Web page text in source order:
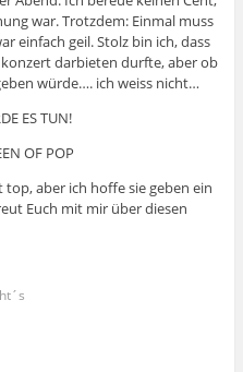
war. Trotzdem: Einmal muss
einfach geil. Stolz bin ich, dass
darbieten durfte, aber ob
würde…. ich weiss nicht…
ES TUN!
OF POP
aber ich hoffe sie geben ein
Euch mit mir über diesen